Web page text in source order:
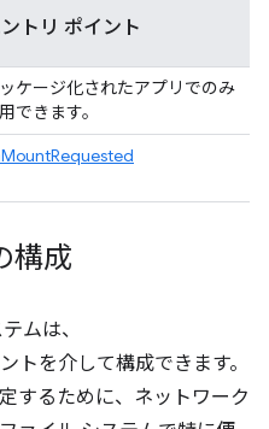
トリ ポイント
ケージ化されたアプリでのみ
できます。
構成
ムは、
トを介して構成できます。
するために、ネットワーク